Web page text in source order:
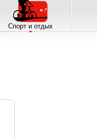
Спорт и отдых